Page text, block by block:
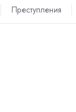
Преступления